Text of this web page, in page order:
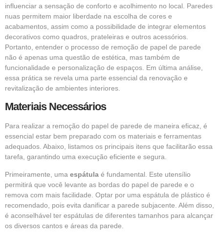
influenciar a sensação de conforto e acolhimento no local. Paredes
nuas permitem maior liberdade na escolha de cores e
acabamentos, assim como a possibilidade de integrar elementos
decorativos como quadros, prateleiras e outros acessórios.
Portanto, entender o processo de remoção de papel de parede
não é apenas uma questão de estética, mas também de
funcionalidade e personalização de espaços. Em última análise,
essa prática se revela uma parte essencial da renovação e
revitalização de ambientes interiores.
Materiais Necessários
Para realizar a remoção do papel de parede de maneira eficaz, é
essencial estar bem preparado com os materiais e ferramentas
adequados. Abaixo, listamos os principais itens que facilitarão essa
tarefa, garantindo uma execução eficiente e segura.
Primeiramente, uma espátula é fundamental. Este utensílio
permitirá que você levante as bordas do papel de parede e o
remova com mais facilidade. Optar por uma espátula de plástico é
recomendado, pois evita danificar a parede subjacente. Além disso,
é aconselhável ter espátulas de diferentes tamanhos para alcançar
os diversos cantos e áreas da parede.